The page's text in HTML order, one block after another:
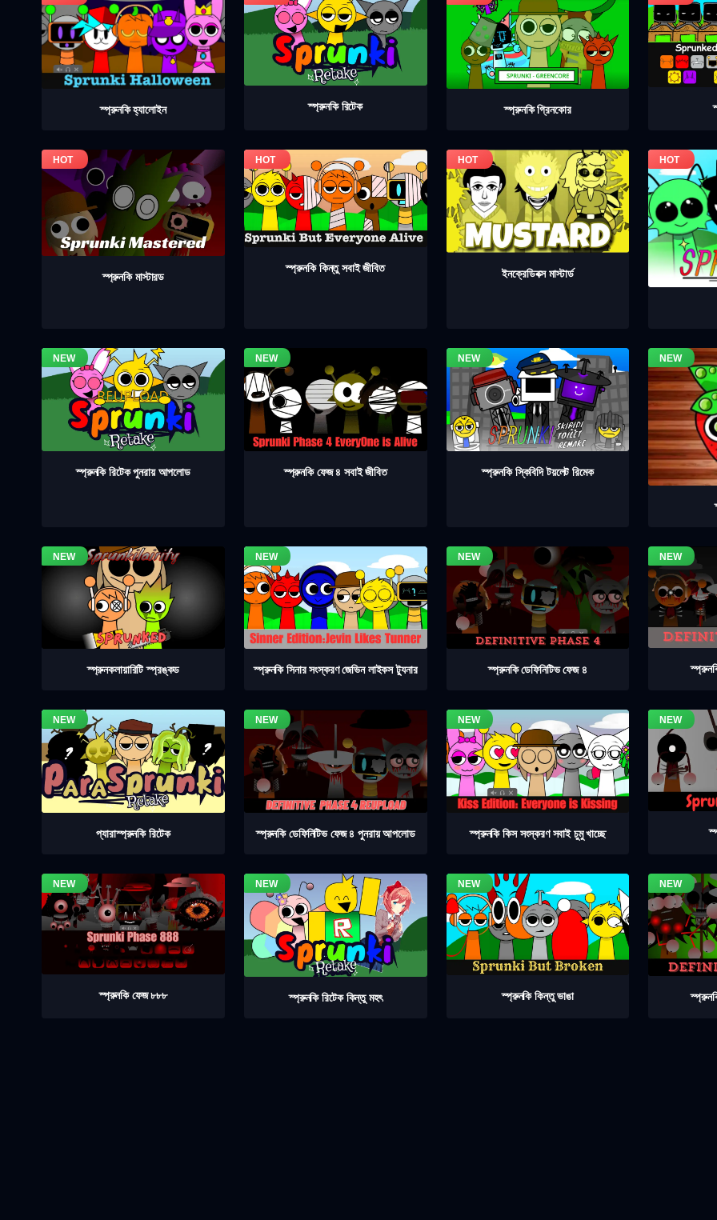
স্প্রুনকি হ্যালোইন স্প্রুনকি রিটেক স্প্রুনকি গ্রিনকোর
স্প্রুনকি মাস্টারড
স্প্রুনকি কিন্তু সবাই জীবিত ইনক্রেডিবক্স মাস্টার্ড
স্প্রুনকি রিটেক পুনরায় আপলোড স্প্রুনকি ফেজ ৪ সবাই জীবিত স্প্রুনকি স্কিবিদি টয়লেট রিমেক
স্প্রুনকলায়ারিটি স্প্রঙ্কড স্প্রুনকি সিনার সংস্করণ জেভিন লাইকস ট্যুনার স্প্রুনকি ডেফিনিটিভ ফেজ ৪
প্যারাস্প্রুনকি রিটেক স্প্রুনকি ডেফিনিটিভ ফেজ ৪ পুনরায় আপলোড স্প্রুনকি কিস সংস্করণ সবাই চুমু খাচ্ছে
স্প্রুনকি ফেজ ৮৮৮ স্প্রুনকি রিটেক কিন্তু মহৎ স্প্রুনকি কিন্তু ভাঙা